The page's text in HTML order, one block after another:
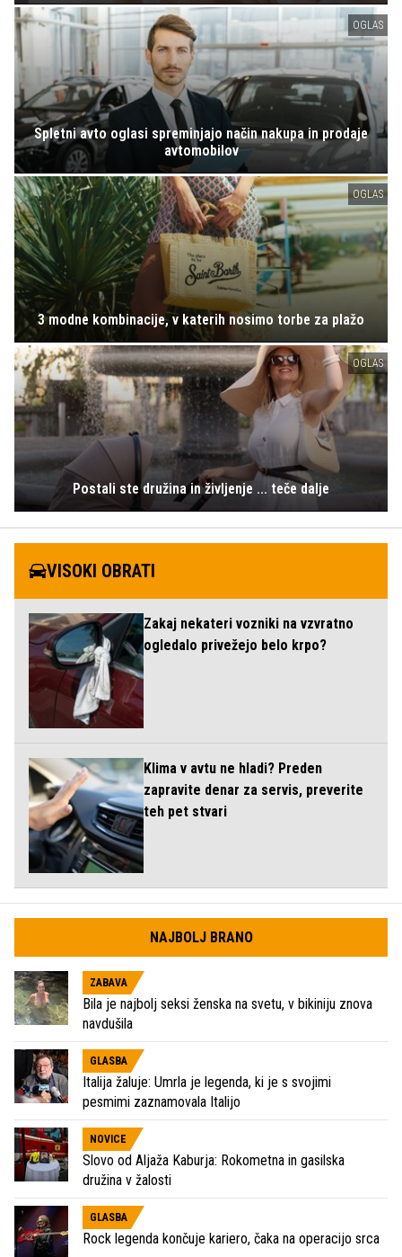
OGLAS
Spletni avto oglasi spreminjajo način nakupa in prodaje
avtomobilov
OGLAS
3 modne kombinacije, v katerih nosimo torbe za plažo
OGLAS
Postali ste družina in življenje ... teče dalje
VISOKI OBRATI
Zakaj nekateri vozniki na vzvratno
ogledalo privežejo belo krpo?
Klima v avtu ne hladi? Preden
zapravite denar za servis, preverite
teh pet stvari
NAJBOLJ BRANO
ZABAVA
Bila je najbolj seksi ženska na svetu, v bikiniju znova
navdušila
GLASBA
Italija žaluje: Umrla je legenda, ki je s svojimi
pesmimi zaznamovala Italijo
NOVICE
Slovo od Aljaža Kaburja: Rokometna in gasilska
družina v žalosti
GLASBA
Rock legenda končuje kariero, čaka na operacijo srca